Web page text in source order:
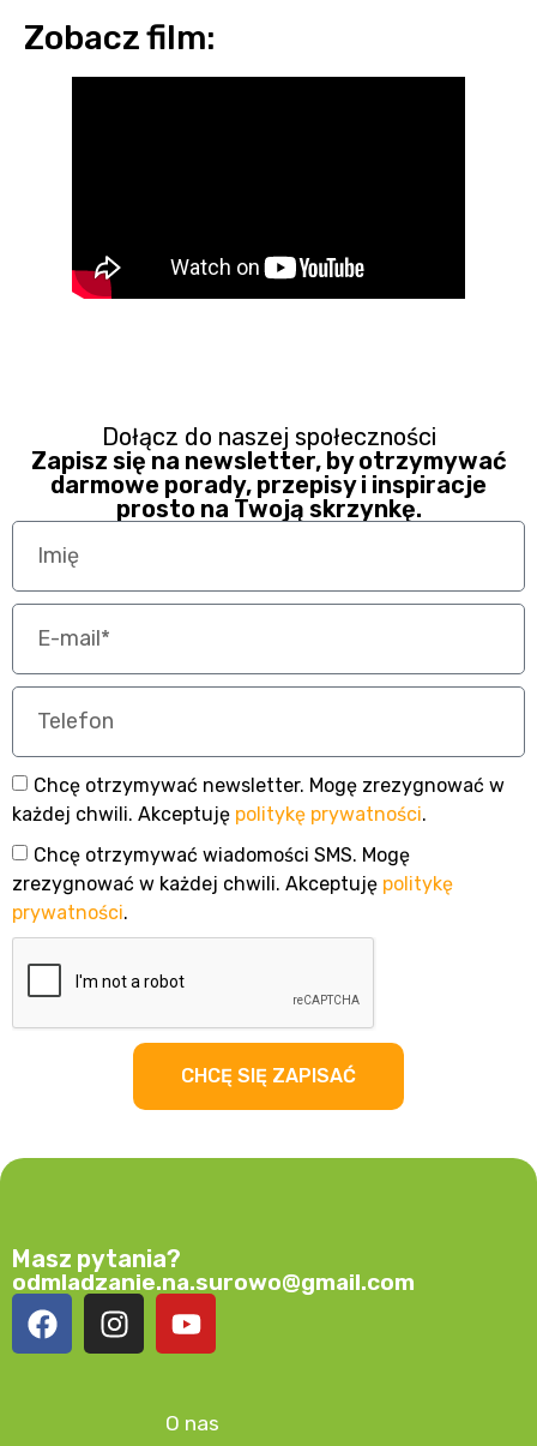
Zobacz film:
Dołącz do naszej społeczności
Zapisz się na newsletter, by otrzymywać
darmowe porady, przepisy i inspiracje
prosto na Twoją skrzynkę.
Chcę otrzymywać newsletter. Mogę zrezygnować w
każdej chwili. Akceptuję politykę prywatności.
Chcę otrzymywać wiadomości SMS. Mogę
zrezygnować w każdej chwili. Akceptuję politykę
prywatności.
CHCĘ SIĘ ZAPISAĆ
O nas
Masz pytania?
odmladzanie.na.surowo@gmail.com